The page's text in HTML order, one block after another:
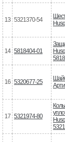
13 5321370-54
14 5818404-01
16 5320677-25
17 5321974-80